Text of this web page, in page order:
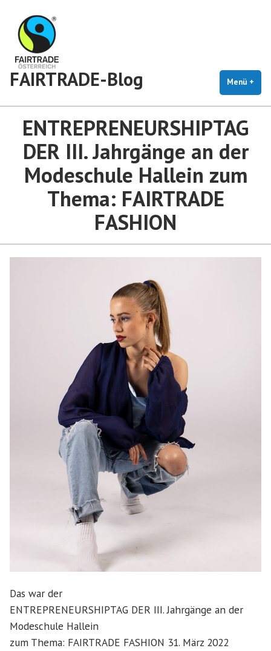
Inhalt
springen
FAIRTRADE-Blog Menü +
ENTREPRENEURSHIPTAG
DER III. Jahrgänge an der
Modeschule Hallein zum
Thema: FAIRTRADE
FASHION
Das war der
ENTREPRENEURSHIPTAG DER III. Jahrgänge an der
Modeschule Hallein
zum Thema: FAIRTRADE FASHION 31. März 2022